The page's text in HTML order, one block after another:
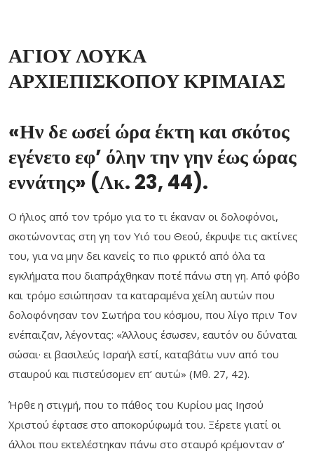
ΑΓΙΟΥ ΛΟΥΚΑ
ΑΡΧΙΕΠΙΣΚΟΠΟΥ ΚΡΙΜΑΙΑΣ
«Ην δε ωσεί ώρα έκτη και σκότος
εγένετο εφ’ όλην την γην έως ώρας
εννάτης» (Λκ. 23, 44).
Ο ήλιος από τον τρόμο για το τι έκαναν οι δολοφόνοι,
σκοτώνοντας στη γη τον Υιό του Θεού, έκρυψε τις ακτίνες
του, για να μην δει κανείς το πιο φρικτό από όλα τα
εγκλήματα που διαπράχθηκαν ποτέ πάνω στη γη. Από φόβο
και τρόμο εσιώπησαν τα καταραμένα χείλη αυτών που
δολοφόνησαν τον Σωτήρα του κόσμου, που λίγο πριν Τον
ενέπαιζαν, λέγοντας: «Άλλους έσωσεν, εαυτόν ου δύναται
σώσαι· ει βασιλεύς Ισραήλ εστί, καταβάτω νυν από του
σταυρού και πιστεύσομεν επ’ αυτώ» (Μθ. 27, 42).
Ήρθε η στιγμή, που το πάθος του Κυρίου μας Ιησού
Χριστού έφτασε στο αποκορύφωμά του. Ξέρετε γιατί οι
άλλοι που εκτελέστηκαν πάνω στο σταυρό κρέμονταν σ’